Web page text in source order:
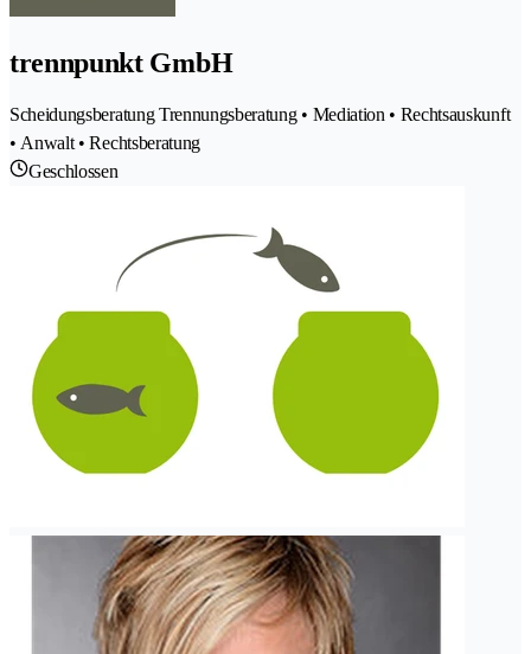
trennpunkt GmbH
Scheidungsberatung Trennungsberatung • Mediation • Rechtsauskunft
• Anwalt • Rechtsberatung
Geschlossen